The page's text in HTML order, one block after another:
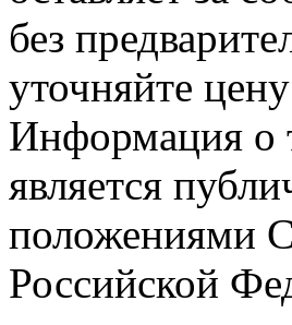
без
уточняйте
Информация о
является
положениями
Российской